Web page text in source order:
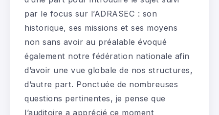
par le focus sur l’ADRASEC : son
historique, ses missions et ses moyens
non sans avoir au préalable évoqué
également notre fédération nationale afin
d’avoir une vue globale de nos structures,
d’autre part. Ponctuée de nombreuses
questions pertinentes, je pense que
l’auditoire a apprécié ce moment